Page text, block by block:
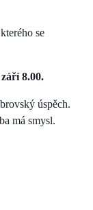
se
září 8.00.
úspěch.
má smysl.